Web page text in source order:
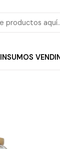
INSUMOS
Inicio Café